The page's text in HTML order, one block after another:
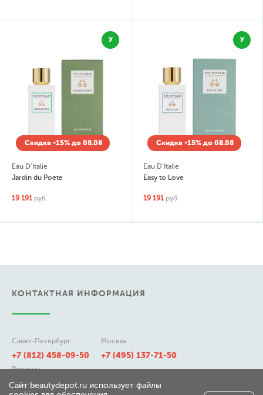
У
Скидка -15% до 08.08
Eau D'Italie
Jardin du Poete
19 191 руб.
У
Скидка -15% до 08.08
Eau D'Italie
Easy to Love
19 191 руб.
КОНТАКТНАЯ ИНФОРМАЦИЯ
Санкт-Петербург
+7 (812) 458-09-50
Москва
+7 (495) 137-71-50
Регионы
8 (800) 511-21-50
Сайт beautydepot.ru использует файлы